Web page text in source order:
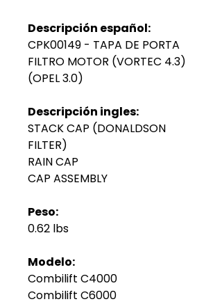
Descripción español:
CPK00149 - TAPA DE PORTA
FILTRO MOTOR (VORTEC 4.3)
(OPEL 3.0)
Descripción ingles:
STACK CAP (DONALDSON
FILTER)
RAIN CAP
CAP ASSEMBLY
Peso:
0.62 lbs
Modelo:
Combilift C4000
Combilift C6000